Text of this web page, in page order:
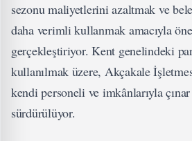
sezonu maliyetlerini azaltmak ve
daha verimli kullanmak amacıyla
gerçekleştiriyor. Kent genelindeki
kullanılmak üzere, Akçakale
kendi personeli ve imkânlarıyla
sürdürülüyor.